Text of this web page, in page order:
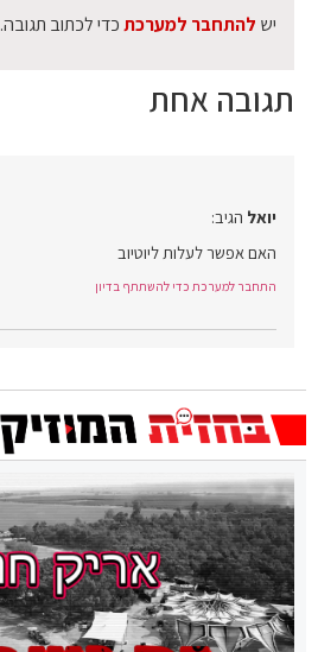
תגובה אחת
יואל הגיב:
האם אפשר לעלות ליוטיוב
התחבר למערכת כדי להשתתף בדיון
יש להתחבר למערכתכדי לכתוב תגובה.